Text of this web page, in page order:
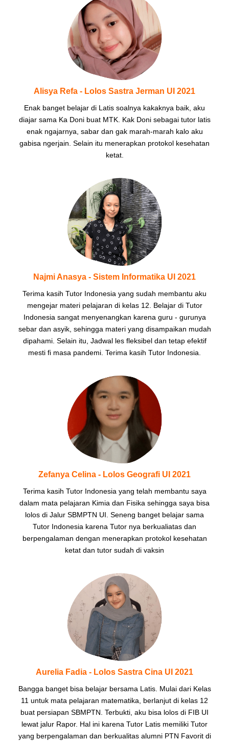
Alisya Refa - Lolos Sastra Jerman UI 2021
Enak banget belajar di Latis soalnya kakaknya baik, aku
diajar sama Ka Doni buat MTK. Kak Doni sebagai tutor latis
enak ngajarnya, sabar dan gak marah-marah kalo aku
gabisa ngerjain. Selain itu menerapkan protokol kesehatan
ketat.
Najmi Anasya - Sistem Informatika UI 2021
Terima kasih Tutor Indonesia yang sudah membantu aku
mengejar materi pelajaran di kelas 12. Belajar di Tutor
Indonesia sangat menyenangkan karena guru - gurunya
sebar dan asyik, sehingga materi yang disampaikan mudah
dipahami. Selain itu, Jadwal les fleksibel dan tetap efektif
mesti fi masa pandemi. Terima kasih Tutor Indonesia.
Zefanya Celina - Lolos Geografi UI 2021
Terima kasih Tutor Indonesia yang telah membantu saya
dalam mata pelajaran Kimia dan Fisika sehingga saya bisa
lolos di Jalur SBMPTN UI. Seneng banget belajar sama
Tutor Indonesia karena Tutor nya berkualiatas dan
berpengalaman dengan menerapkan protokol kesehatan
ketat dan tutor sudah di vaksin
Aurelia Fadia - Lolos Sastra Cina UI 2021
Bangga banget bisa belajar bersama Latis. Mulai dari Kelas
11 untuk mata pelajaran matematika, berlanjut di kelas 12
buat persiapan SBMPTN. Terbukti, aku bisa lolos di FIB UI
lewat jalur Rapor. Hal ini karena Tutor Latis memiliki Tutor
yang berpengalaman dan berkualitas alumni PTN Favorit di